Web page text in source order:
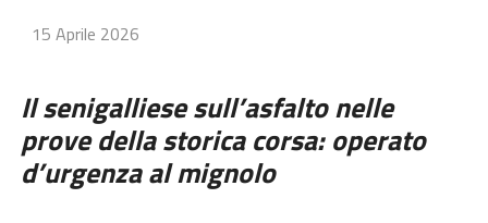
15 Aprile 2026
Il senigalliese sull’asfalto nelle
prove della storica corsa: operato
d’urgenza al mignolo